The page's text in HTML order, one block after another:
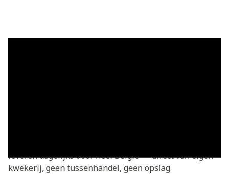
leveren dagelijks door heel België — direct van eigen
kwekerij, geen tussenhandel, geen opslag.